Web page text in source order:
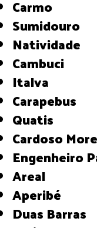
Carmo
Sumidouro
Natividade
Cambuci
Italva
Carapebus
Quatis
Cardoso
Engenheiro
Areal
Aperibé
Duas Barras